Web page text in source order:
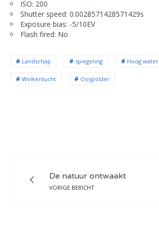
ISO: 200
Shutter speed: 0.0028571428571429s
Exposure bias: -5/10EV
Flash fired: No
Landschap spiegeling Hoog water
Wolkenlucht Ooijpolder
De natuur ontwaakt
VORIGE BERICHT